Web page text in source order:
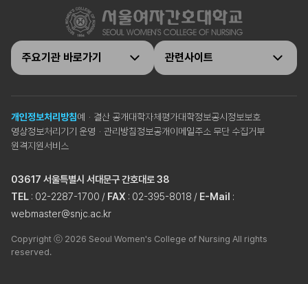
주요기관 바로가기 관련사이트
개인정보처리방침예ㆍ결산 공개대학자체평가대학정보공시 정보보호
영상정보처리기기 운영ㆍ관리방침정보공개이메일주소 무단 수집거부
원격지원서비스
03617 서울특별시 서대문구 간호대로 38
TEL : 02-2287-1700 / FAX : 02-395-8018 / E-Mail :
webmaster@snjc.ac.kr
Copyright ⓒ 2026 Seoul Women's College of Nursing All rights
reserved.